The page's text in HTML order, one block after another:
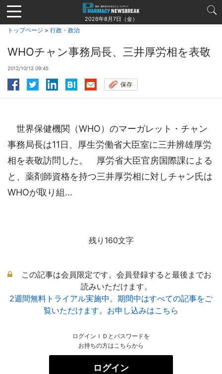
Jump
to
navigation
2026年8月7日（金）
トップページ > 行政・政治
WHOチャン事務局長、三井厚労相を表敬
2012/10/12 09:45
保存
世界保健機関（WHO）のマーガレット・チャン
事務局長は11日、厚生労働省大臣室に三井辨雄厚労
相を表敬訪問した。 厚労省大臣官房国際課による
と、薬剤師資格を持つ三井厚労相に対しチャン氏は
WHOが取り組...
残り160文字
この記事は会員限定です。会員登録すると最後までお
読みいただけます。
2週間無料トライアル実施中。期間中はすべての記事をご
覧いただけます。お申し込みはこちら
ログインＩＤとパスワードを
お持ちの方はこちらから
ログイン